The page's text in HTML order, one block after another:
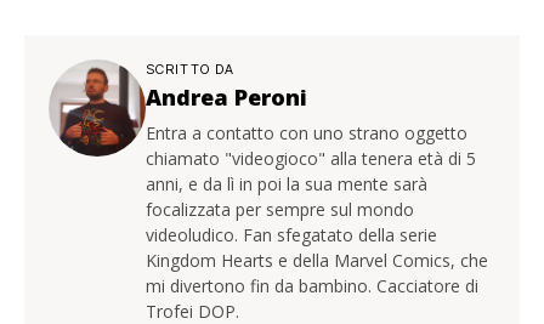
SCRITTO DA
Andrea Peroni
Entra a contatto con uno strano oggetto
chiamato "videogioco" alla tenera età di 5
anni, e da lì in poi la sua mente sarà
focalizzata per sempre sul mondo
videoludico. Fan sfegatato della serie
Kingdom Hearts e della Marvel Comics, che
mi divertono fin da bambino. Cacciatore di
Trofei DOP.